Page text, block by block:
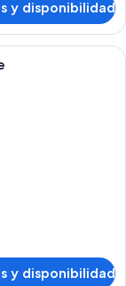
y disponibilidad
de hotel con una
y disponibilidad